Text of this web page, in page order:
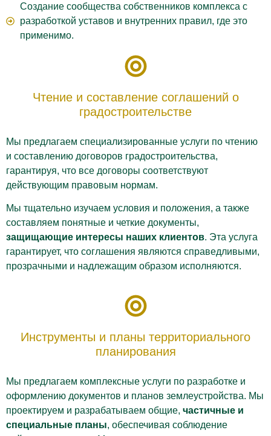
Создание сообщества собственников комплекса с
разработкой уставов и внутренних правил, где это
применимо.
Чтение и составление соглашений о
градостроительстве
Мы предлагаем специализированные услуги по чтению
и составлению договоров градостроительства,
гарантируя, что все договоры соответствуют
действующим правовым нормам.
Мы тщательно изучаем условия и положения, а также
составляем понятные и четкие документы,
защищающие интересы наших клиентов. Эта услуга
гарантирует, что соглашения являются справедливыми,
прозрачными и надлежащим образом исполняются.
Инструменты и планы территориального
планирования
Мы предлагаем комплексные услуги по разработке и
оформлению документов и планов землеустройства. Мы
проектируем и разрабатываем общие, частичные и
специальные планы, обеспечивая соблюдение